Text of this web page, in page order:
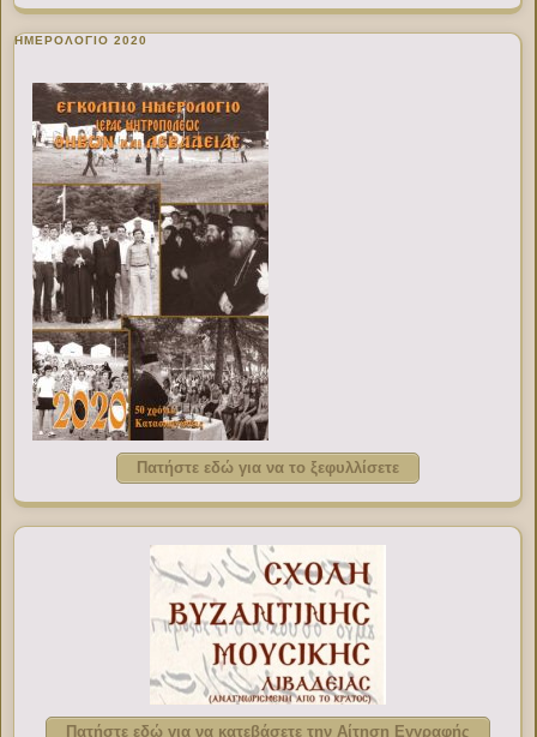
ΗΜΕΡΟΛΟΓΙΟ 2020
Πατήστε εδώ για να το ξεφυλλίσετε
Πατήστε εδώ για να κατεβάσετε την Αίτηση Εγγραφής